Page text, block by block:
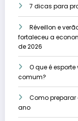
7 dicas para
Réveillon e
fortaleceu a
de 2026
O que é
comum?
Como preparar
ano